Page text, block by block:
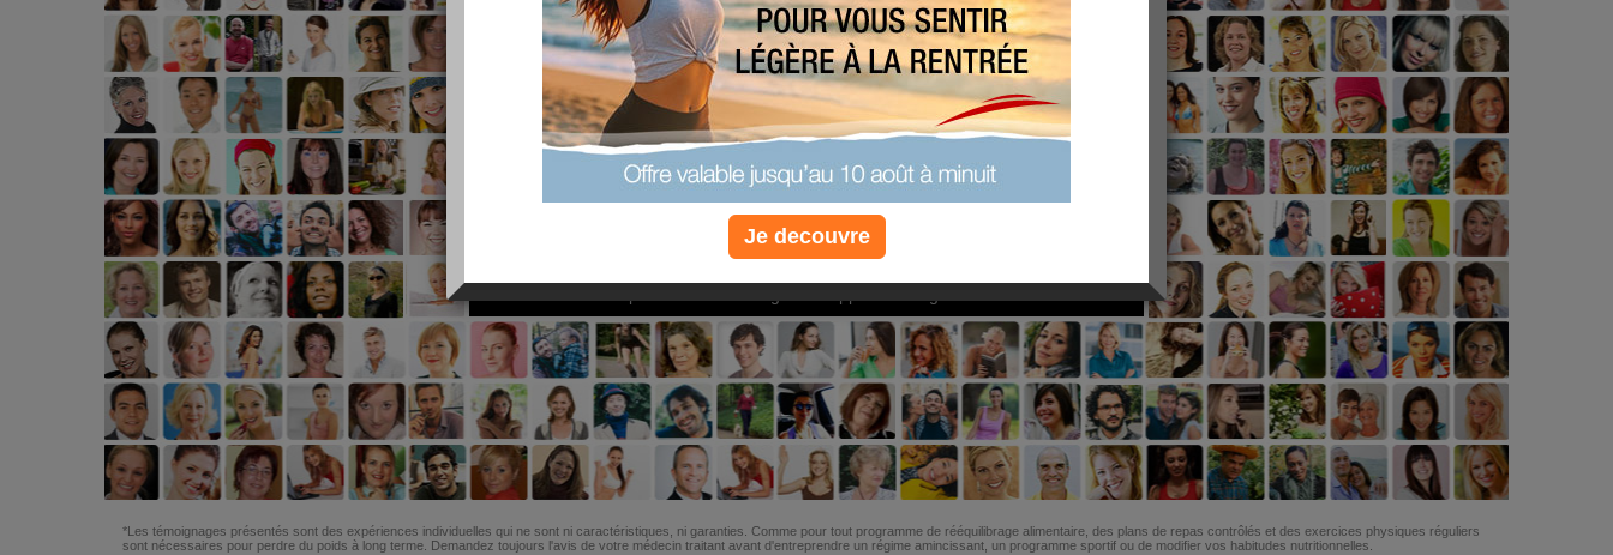
PLUS
EFFICACE
PLUS
SANTÉ
PLUS
COACHING
Non, je préfère le régime gratuit
*Les témoignages présentés sont des expériences individuelles qui ne sont ni caractéristiques, ni garanties. Comme pour tout programme de rééquilibrage alimentaire, des plans de repas contrôlés et des exercices physiques réguliers
sont nécessaires pour perdre du poids à long terme. Demandez toujours l'avis de votre médecin traitant avant d'entreprendre un régime amincissant, un programme sportif ou de modifier vos habitudes nutritionnelles.
Je decouvre